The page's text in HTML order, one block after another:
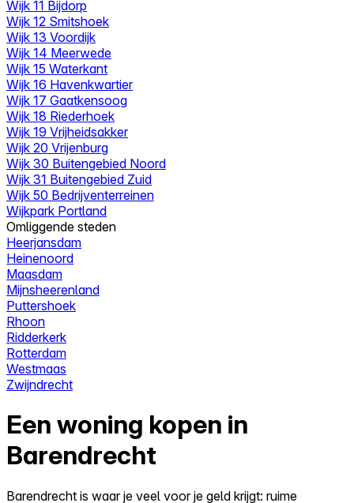
Wijk 11 Bijdorp
Wijk 12 Smitshoek
Wijk 13 Voordijk
Wijk 14 Meerwede
Wijk 15 Waterkant
Wijk 16 Havenkwartier
Wijk 17 Gaatkensoog
Wijk 18 Riederhoek
Wijk 19 Vrijheidsakker
Wijk 20 Vrijenburg
Wijk 30 Buitengebied Noord
Wijk 31 Buitengebied Zuid
Wijk 50 Bedrijventerreinen
Wijkpark Portland
Omliggende steden
Heerjansdam
Heinenoord
Maasdam
Mijnsheerenland
Puttershoek
Rhoon
Ridderkerk
Rotterdam
Westmaas
Zwijndrecht
Een woning kopen in
Barendrecht
Barendrecht is waar je veel voor je geld krijgt: ruime